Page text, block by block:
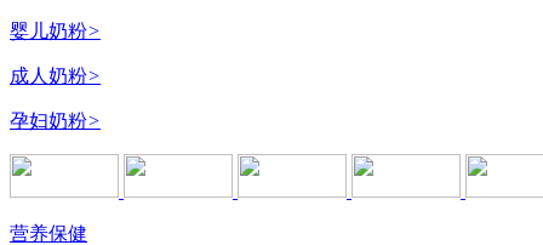
婴儿奶粉>
成人奶粉>
孕妇奶粉>
营养保健